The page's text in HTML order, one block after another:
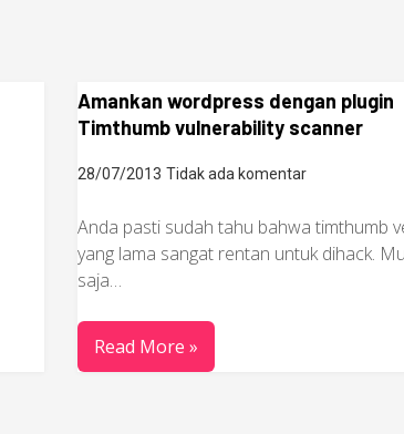
Amankan wordpress dengan plugin
Timthumb vulnerability scanner
28/07/2013 Tidak ada komentar
Anda pasti sudah tahu bahwa timthumb
yang lama sangat rentan untuk dihack.
saja…
Read More »